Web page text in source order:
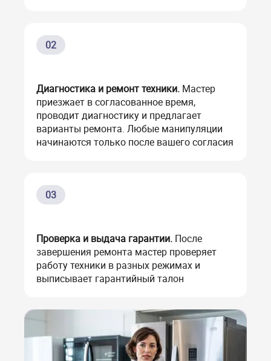
02
Диагностика и ремонт техники. Мастер
приезжает в согласованное время,
проводит диагностику и предлагает
варианты ремонта. Любые манипуляции
начинаются только после вашего согласия
03
Проверка и выдача гарантии. После
завершения ремонта мастер проверяет
работу техники в разных режимах и
выписывает гарантийный талон